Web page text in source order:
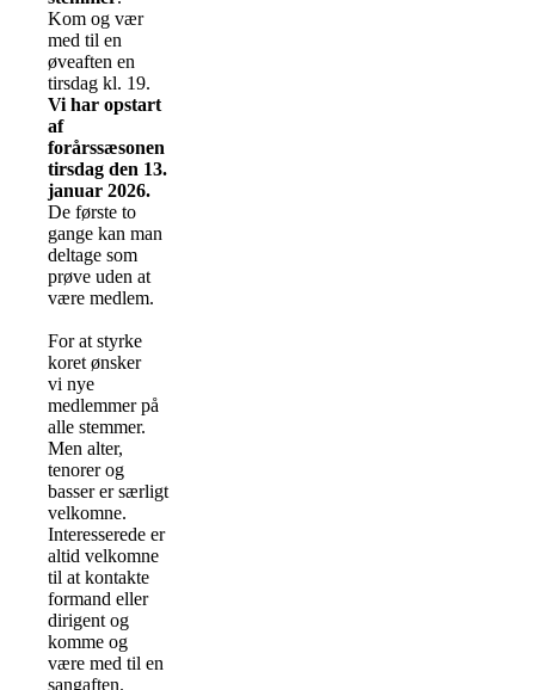
Kom og vær
med til en
øveaften en
tirsdag kl. 19.
Vi har opstart
af
forårssæsonen
tirsdag den 13.
januar 2026.
De første to
gange kan man
deltage som
prøve uden at
være medlem.
For at styrke
koret ønsker
vi nye
medlemmer på
alle stemmer.
Men alter,
tenorer og
basser er særligt
velkomne.
Interesserede er
altid velkomne
til at kontakte
formand eller
dirigent og
komme og
være med til en
sangaften.